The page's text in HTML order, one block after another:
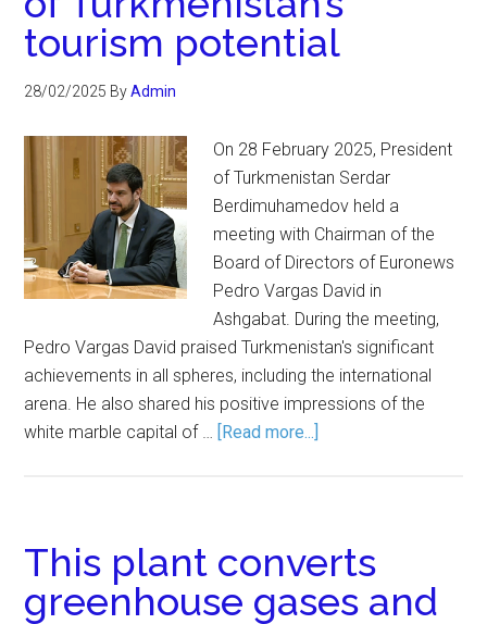
tourism potential
28/02/2025 ByAdmin
On 28 February 2025, President
of Turkmenistan Serdar
Berdimuhamedov held a
meeting with Chairman of the
Board of Directors of Euronews
Pedro Vargas David in
Ashgabat. During the meeting,
Pedro Vargas David praised Turkmenistan's significant
achievements in all spheres, including the international
arena. He also shared his positive impressions of the
white marble capital of … [Read more...]
This plant converts
greenhouse gases and